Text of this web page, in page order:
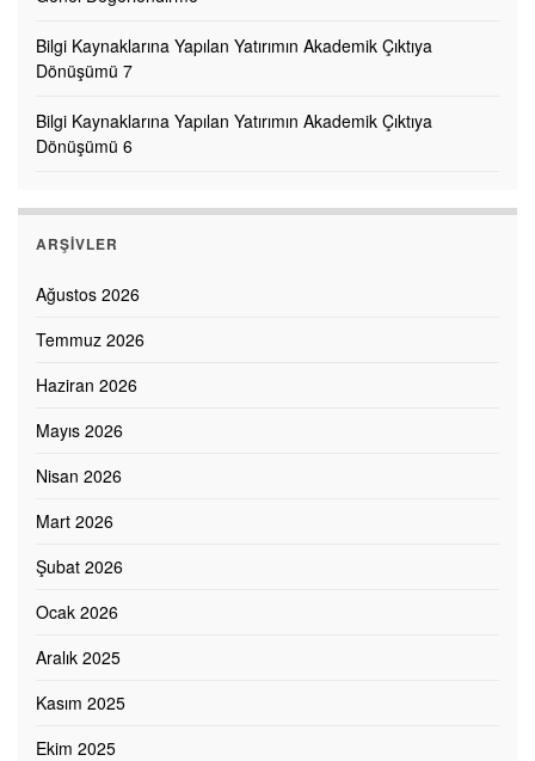
Bilgi Kaynaklarına Yapılan Yatırımın Akademik Çıktıya
Dönüşümü 7
Bilgi Kaynaklarına Yapılan Yatırımın Akademik Çıktıya
Dönüşümü 6
ARŞIVLER
Ağustos 2026
Temmuz 2026
Haziran 2026
Mayıs 2026
Nisan 2026
Mart 2026
Şubat 2026
Ocak 2026
Aralık 2025
Kasım 2025
Ekim 2025